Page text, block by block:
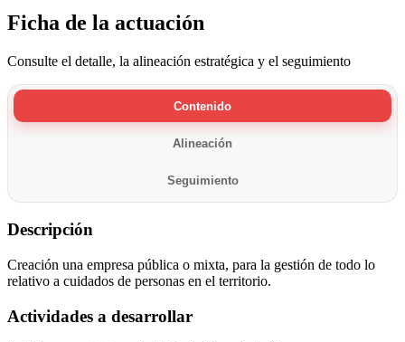
Ficha de la actuación
Consulte el detalle, la alineación estratégica y el seguimiento
Contenido
Alineación
Seguimiento
Descripción
Creación una empresa pública o mixta, para la gestión de todo lo
relativo a cuidados de personas en el territorio.
Actividades a desarrollar